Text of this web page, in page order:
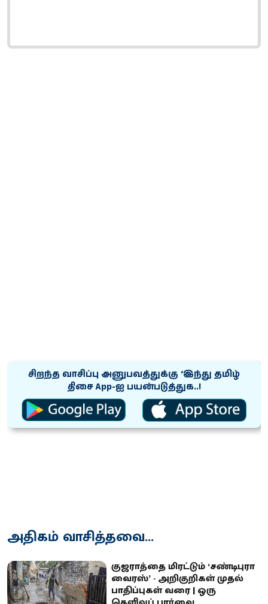
சிறந்த வாசிப்பு அனுபவத்துக்கு ‘இந்து தமிழ்
திசை App-ஐ பயன்படுத்துக..!
அதிகம் வாசித்தவை...
குஜராத்தை மிரட்டும் ‘சண்டிபுரா
வைரஸ்’ - அறிகுறிகள் முதல்
பாதிப்புகள் வரை | ஒரு